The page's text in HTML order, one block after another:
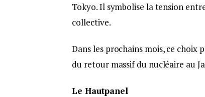
Tokyo. Il symbolise la tension
collective.
Dans les prochains mois, ce
du retour massif du nucléaire au
Le Hautpanel